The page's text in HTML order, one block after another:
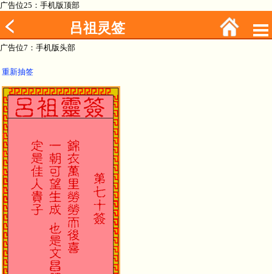
广告位25：手机版顶部
吕祖灵签
广告位7：手机版头部
重新抽签